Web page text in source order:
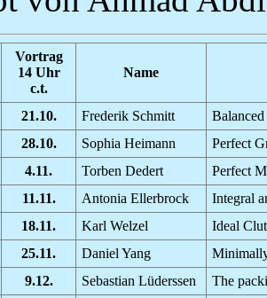
Vortrag
14 Uhr
c.t.
Name
21.10. Frederik Schmitt
28.10. Sophia Heimann
Perfect
4.11. Torben Dedert
Perfect
11.11. Antonia Ellerbrock
Integral
18.11. Karl Welzel
Ideal
25.11. Daniel Yang
9.12. Sebastian Lüderssen The